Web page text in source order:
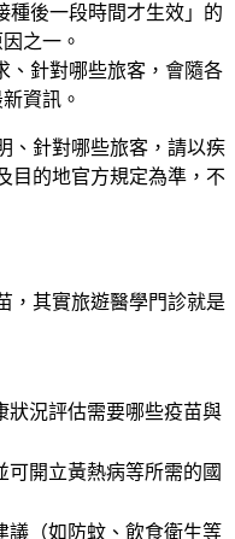
種後一段時間才生效」的
之一。
、針對哪些旅客， 會隨各
資訊。
、針對哪些旅客，請以疾
目的地官方規定為準 ，不
，其實旅遊醫學門診就是
狀況評估需要哪些疫苗與
可開立黃熱病等所需的國
議（如防蚊、飲食衛生等